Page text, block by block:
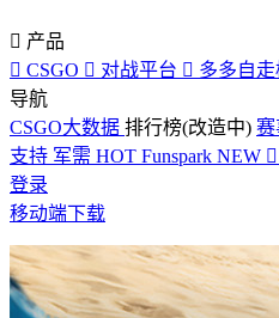
 产品
 CSGO  对战平台  多多自走
导航
CSGO大数据 排行榜(改造中) 赛
支持 军需 HOT Funspark NEW 
登录
移动端下载